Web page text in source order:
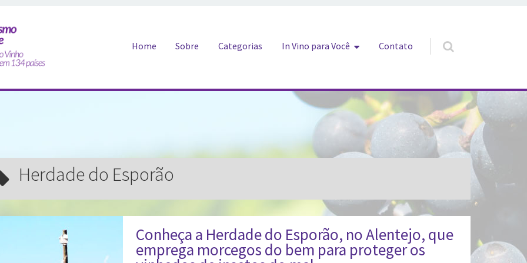
Home Sobre Categorias In Vino para Você Contato
Herdade do Esporão
Conheça a Herdade do Esporão, no Alentejo, que
emprega morcegos do bem para proteger os